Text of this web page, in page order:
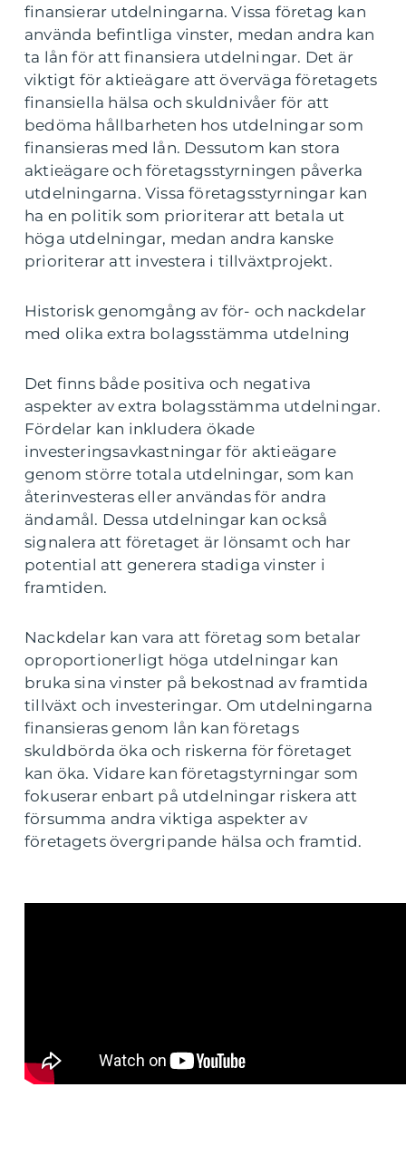
finansierar utdelningarna. Vissa företag kan
använda befintliga vinster, medan andra kan
ta lån för att finansiera utdelningar. Det är
viktigt för aktieägare att överväga företagets
finansiella hälsa och skuldnivåer för att
bedöma hållbarheten hos utdelningar som
finansieras med lån. Dessutom kan stora
aktieägare och företagsstyrningen påverka
utdelningarna. Vissa företagsstyrningar kan
ha en politik som prioriterar att betala ut
höga utdelningar, medan andra kanske
prioriterar att investera i tillväxtprojekt.
Historisk genomgång av för- och nackdelar
med olika extra bolagsstämma utdelning
Det finns både positiva och negativa
aspekter av extra bolagsstämma utdelningar.
Fördelar kan inkludera ökade
investeringsavkastningar för aktieägare
genom större totala utdelningar, som kan
återinvesteras eller användas för andra
ändamål. Dessa utdelningar kan också
signalera att företaget är lönsamt och har
potential att generera stadiga vinster i
framtiden.
Nackdelar kan vara att företag som betalar
oproportionerligt höga utdelningar kan
bruka sina vinster på bekostnad av framtida
tillväxt och investeringar. Om utdelningarna
finansieras genom lån kan företags
skuldbörda öka och riskerna för företaget
kan öka. Vidare kan företagstyrningar som
fokuserar enbart på utdelningar riskera att
försumma andra viktiga aspekter av
företagets övergripande hälsa och framtid.